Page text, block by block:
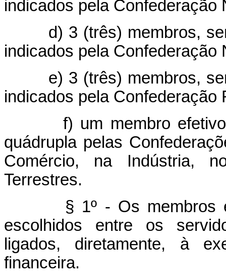
indicados pela Confederação
d) 3 (três) membros,
indicados pela Confederação
e) 3 (três) membros,
indicados pela Confederação
f) um membro efetivo e
quádrupla pelas
Comércio, na Indústria,
Terrestres.
§ 1º - Os membros
escolhidos entre os
ligados, diretamente, à
financeira.